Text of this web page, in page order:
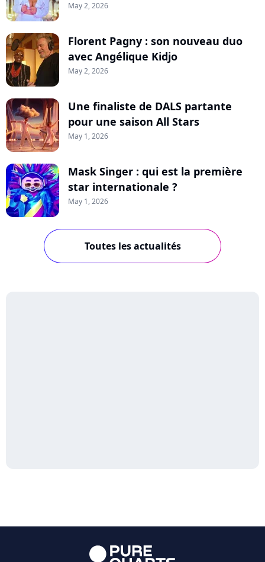
May 2, 2026
Florent Pagny : son nouveau duo
avec Angélique Kidjo
May 2, 2026
Une finaliste de DALS partante
pour une saison All Stars
May 1, 2026
Mask Singer : qui est la première
star internationale ?
May 1, 2026
Toutes les actualités